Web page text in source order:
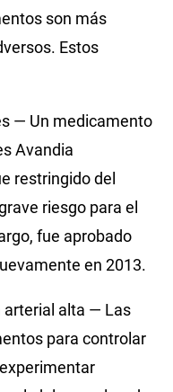
son más
Estos
— Un medicamento
Avandia
restringido del
riesgo para el
fue aprobado
en 2013.
arterial alta — Las
para controlar